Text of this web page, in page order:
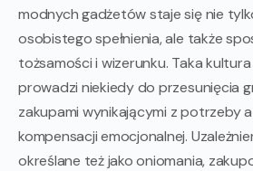
modnych gadżetów staje się nie
osobistego spełnienia, ale także
tożsamości i wizerunku. Taka
prowadzi niekiedy do przesunięcia
zakupami wynikającymi z potrzeby
kompensacji emocjonalnej.
określane też jako oniomania,